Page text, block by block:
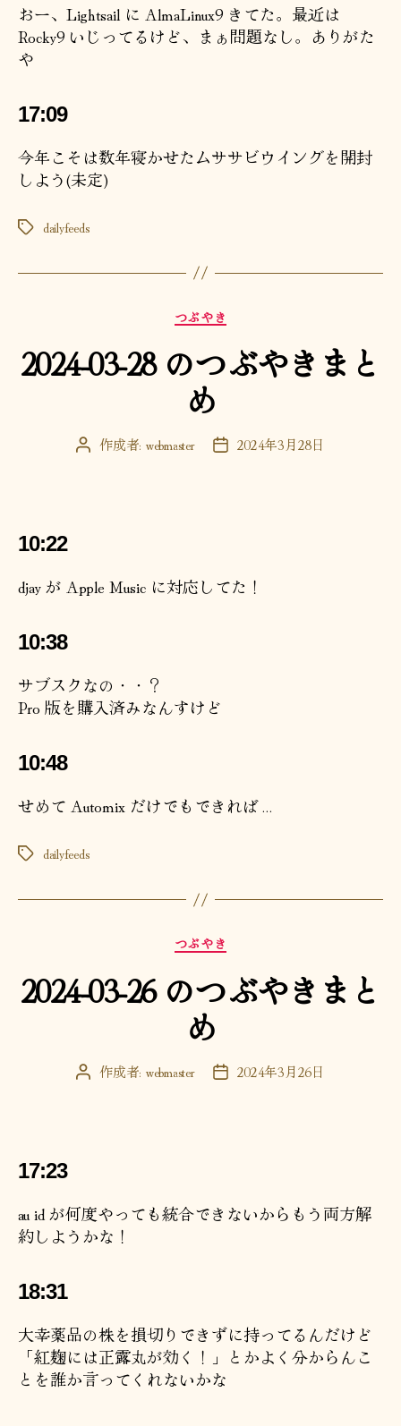
おー、Lightsail に AlmaLinux9 きてた。最近は
Rocky9 いじってるけど、まぁ問題なし。ありがた
や
17:09
今年こそは数年寝かせたムササビウイングを開封
しよう(未定)
タ
dailyfeeds
カ
テ
ゴ
リ
ー
つぶやき
2024-03-28 のつぶやきまと
め
投 作成者: webmaster
投 2024年3月28日
10:22
djay が Apple Music に対応してた！
10:38
サブスクなの・・？
Pro 版を購入済みなんすけど
10:48
せめて Automix だけでもできれば…
タ
dailyfeeds
カ
テ
ゴ
リ
ー
つぶやき
2024-03-26 のつぶやきまと
め
投 作成者: webmaster
投 2024年3月26日
17:23
au id が何度やっても統合できないからもう両方解
約しようかな！
18:31
大幸薬品の株を損切りできずに持ってるんだけど
「紅麹には正露丸が効く！」とかよく分からんこ
とを誰か言ってくれないかな